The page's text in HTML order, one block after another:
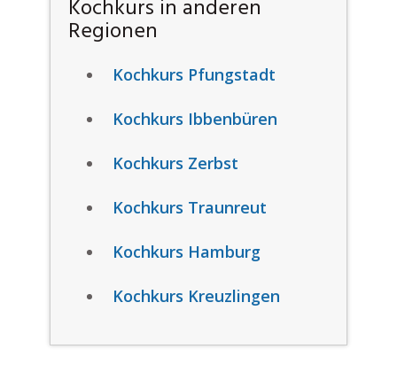
Kochkurs in anderen
Regionen
Kochkurs Pfungstadt
Kochkurs Ibbenbüren
Kochkurs Zerbst
Kochkurs Traunreut
Kochkurs Hamburg
Kochkurs Kreuzlingen